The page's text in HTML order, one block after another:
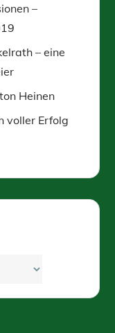
–
– eine
Heinen
voller Erfolg